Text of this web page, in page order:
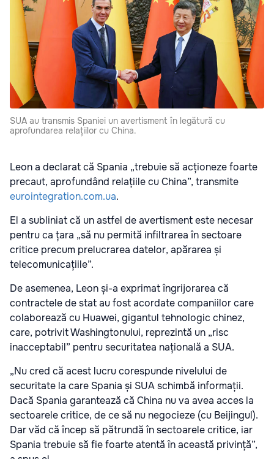
SUA au transmis Spaniei un avertisment în legătură cu
aprofundarea relațiilor cu China.
Leon a declarat că Spania „trebuie să acționeze foarte
precaut, aprofundând relațiile cu China”, transmite
eurointegration.com.ua.
El a subliniat că un astfel de avertisment este necesar
pentru ca țara „să nu permită infiltrarea în sectoare
critice precum prelucrarea datelor, apărarea și
telecomunicațiile”.
De asemenea, Leon și-a exprimat îngrijorarea că
contractele de stat au fost acordate companiilor care
colaborează cu Huawei, gigantul tehnologic chinez,
care, potrivit Washingtonului, reprezintă un „risc
inacceptabil” pentru securitatea națională a SUA.
„Nu cred că acest lucru corespunde nivelului de
securitate la care Spania și SUA schimbă informații.
Dacă Spania garantează că China nu va avea acces la
sectoarele critice, de ce să nu negocieze (cu Beijingul).
Dar văd că încep să pătrundă în sectoarele critice, iar
Spania trebuie să fie foarte atentă în această privință”,